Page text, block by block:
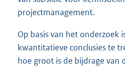
projectmanagement.
Op basis van het onderzoek
kwantitatieve conclusies te
hoe groot is de bijdrage van